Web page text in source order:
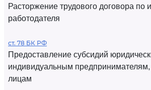
Расторжение трудового договора по
работодателя
ст. 78 БК РФ
Предоставление субсидий
индивидуальным
лицам